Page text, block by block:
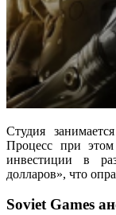
Студия
Процесс при
инвестиции в
долларов», что
Soviet Games